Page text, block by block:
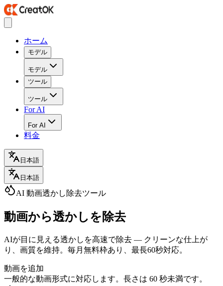
ホーム
モデル
モデル
ツール
ツール
For AI
For AI
料金
日本語
日本語
AI 動画透かし除去ツール
動画から透かしを除去
AIが目に見える透かしを高速で除去 — クリーンな仕上が
り、画質を維持。毎月無料枠あり、最長60秒対応。
動画を追加
一般的な動画形式に対応します。長さは 60 秒未満です。